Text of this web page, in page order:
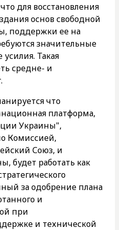
для восстановления
основ свободной
поддержки ее на
значительные
Такая
средне- и
что
платформа,
Украины",
Комиссией,
Союз, и
будет работать как
за одобрение плана
и
при
и технической